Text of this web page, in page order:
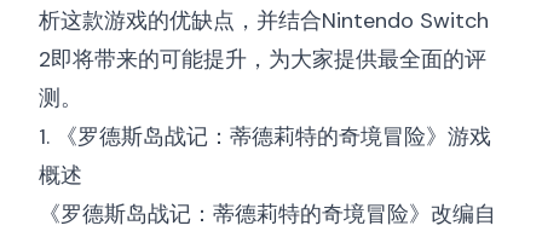
析这款游戏的优缺点，并结合Nintendo Switch
2即将带来的可能提升，为大家提供最全面的评
测。
1. 《罗德斯岛战记：蒂德莉特的奇境冒险》游戏
概述
《罗德斯岛战记：蒂德莉特的奇境冒险》改编自